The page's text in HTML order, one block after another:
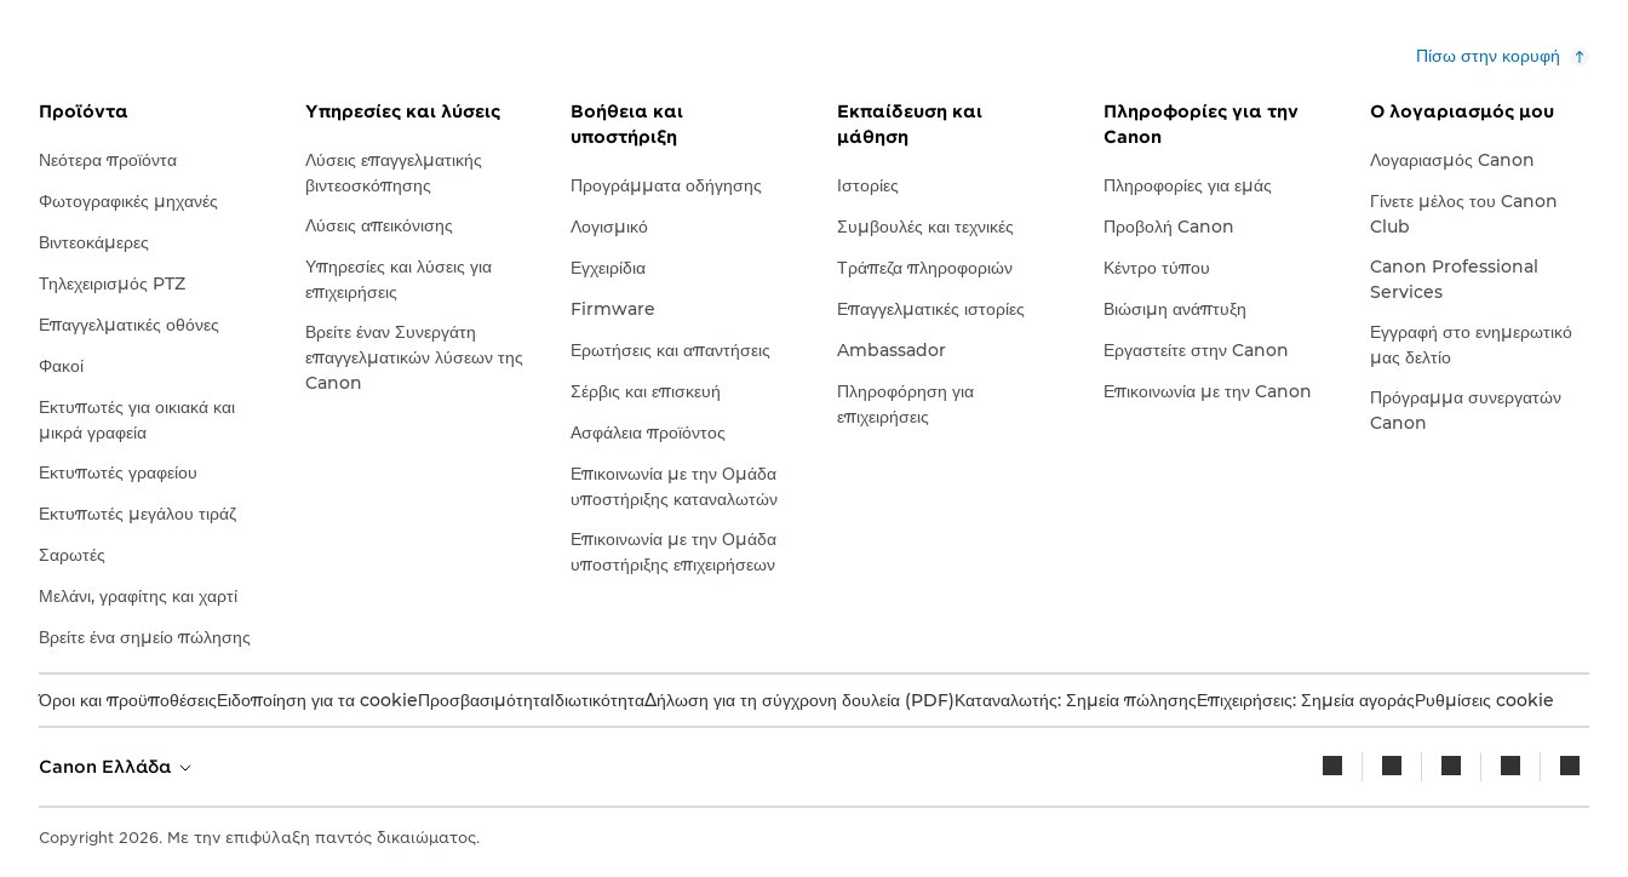
Πίσω στην κορυφή
Προϊόντα
Νεότερα προϊόντα
Φωτογραφικές μηχανές
Βιντεοκάμερες
Τηλεχειρισμός PTZ
Επαγγελματικές οθόνες
Φακοί
Εκτυπωτές για οικιακά και
μικρά γραφεία
Εκτυπωτές γραφείου
Εκτυπωτές μεγάλου τιράζ
Σαρωτές
Μελάνι, γραφίτης και χαρτί
Βρείτε ένα σημείο πώλησης
Υπηρεσίες και λύσεις
Λύσεις επαγγελματικής
βιντεοσκόπησης
Λύσεις απεικόνισης
Υπηρεσίες και λύσεις για
επιχειρήσεις
Βρείτε έναν Συνεργάτη
επαγγελματικών λύσεων της
Canon
Βοήθεια και
υποστήριξη
Προγράμματα οδήγησης
Λογισμικό
Εγχειρίδια
Firmware
Ερωτήσεις και απαντήσεις
Σέρβις και επισκευή
Ασφάλεια προϊόντος
Επικοινωνία με την Ομάδα
υποστήριξης καταναλωτών
Επικοινωνία με την Ομάδα
υποστήριξης επιχειρήσεων
Εκπαίδευση και
μάθηση
Ιστορίες
Συμβουλές και τεχνικές
Τράπεζα πληροφοριών
Επαγγελματικές ιστορίες
Ambassador
Πληροφόρηση για
επιχειρήσεις
Πληροφορίες για την
Canon
Πληροφορίες για εμάς
Προβολή Canon
Κέντρο τύπου
Βιώσιμη ανάπτυξη
Εργαστείτε στην Canon
Επικοινωνία με την Canon
Ο λογαριασμός μου
Λογαριασμός Canon
Γίνετε μέλος του Canon
Club
Canon Professional
Services
Εγγραφή στο ενημερωτικό
μας δελτίο
Πρόγραμμα συνεργατών
Canon
Όροι και προϋποθέσειςΕιδοποίηση για τα cookieΠροσβασιμότηταΙδιωτικότηταΔήλωση για τη σύγχρονη δουλεία (PDF)Καταναλωτής: Σημεία πώλησηςΕπιχειρήσεις: Σημεία αγοράςΡυθμίσεις cookie
Canon Ελλάδα
Copyright 2026. Με την επιφύλαξη παντός δικαιώματος.